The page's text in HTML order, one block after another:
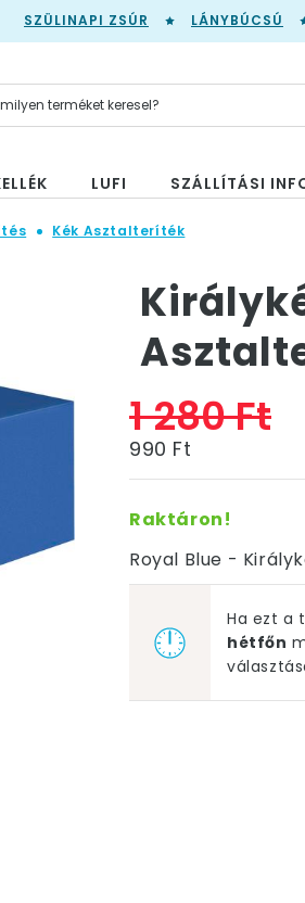
SZÜLINAPI ZSÚR LÁNYBÚCSÚ
LUFI SZÁLLÍTÁSI
Kék Asztalteríték
1 280 Ft
990 Ft
Raktáron!
Royal Blue -
Ha ezt a
hétfőn